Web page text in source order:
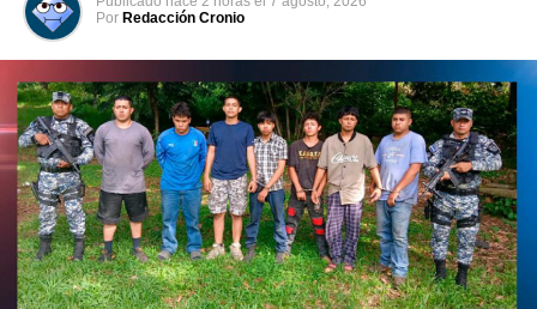
por parte del Gobierno
DON'T MISS
Gobierno incauta histórica cantidad de productos
pirotécnicos que se vendían de manera ilegal
El funcionario agregó que las principales causas de los
siniestros viales continúan siendo la distracción al
conducir, la invasión de carril y el irrespeto a las señales
de tránsito.
Comparte esto:
Facebook X
Me gusta esto:
Por Redacción Cronio